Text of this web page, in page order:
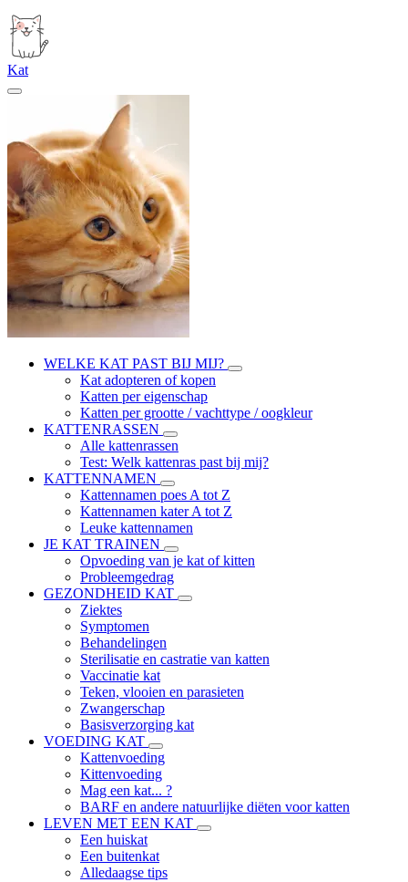
Kat
WELKE KAT PAST BIJ MIJ?
Kat adopteren of kopen
Katten per eigenschap
Katten per grootte / vachttype / oogkleur
KATTENRASSEN
Alle kattenrassen
Test: Welk kattenras past bij mij?
KATTENNAMEN
Kattennamen poes A tot Z
Kattennamen kater A tot Z
Leuke kattennamen
JE KAT TRAINEN
Opvoeding van je kat of kitten
Probleemgedrag
GEZONDHEID KAT
Ziektes
Symptomen
Behandelingen
Sterilisatie en castratie van katten
Vaccinatie kat
Teken, vlooien en parasieten
Zwangerschap
Basisverzorging kat
VOEDING KAT
Kattenvoeding
Kittenvoeding
Mag een kat... ?
BARF en andere natuurlijke diëten voor katten
LEVEN MET EEN KAT
Een huiskat
Een buitenkat
Alledaagse tips